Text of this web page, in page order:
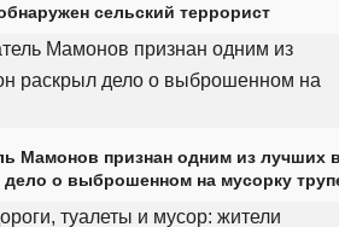
сельский террорист
Мамонов признан одним из лучших
о выброшенном на мусорку